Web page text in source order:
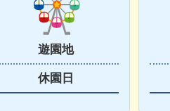
遊園地
休園日